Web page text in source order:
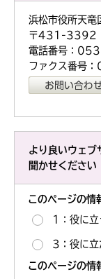
浜松市役所天竜
〒431-3392
電話番号：
ファクス番
より良いウェブ
聞かせください
このページの情
1：役に立
3：役に立
このページの情